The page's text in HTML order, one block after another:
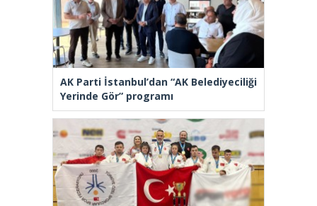
AK Parti İstanbul’dan “AK Belediyeciliği
Yerinde Gör” programı